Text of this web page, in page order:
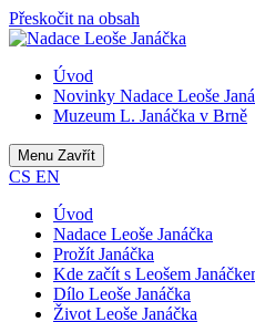
Přeskočit na obsah
Úvod
Novinky Nadace Leoše
Muzeum L. Janáčka v Brně
Menu Zavřít
CS EN
Úvod
Nadace Leoše Janáčka
Prožít Janáčka
Kde začít s Leošem
Dílo Leoše Janáčka
Život Leoše Janáčka